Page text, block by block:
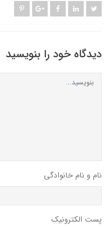
دیدگاه خود را بنویسید
نام و نام خانوادگی
پست الکترونیک